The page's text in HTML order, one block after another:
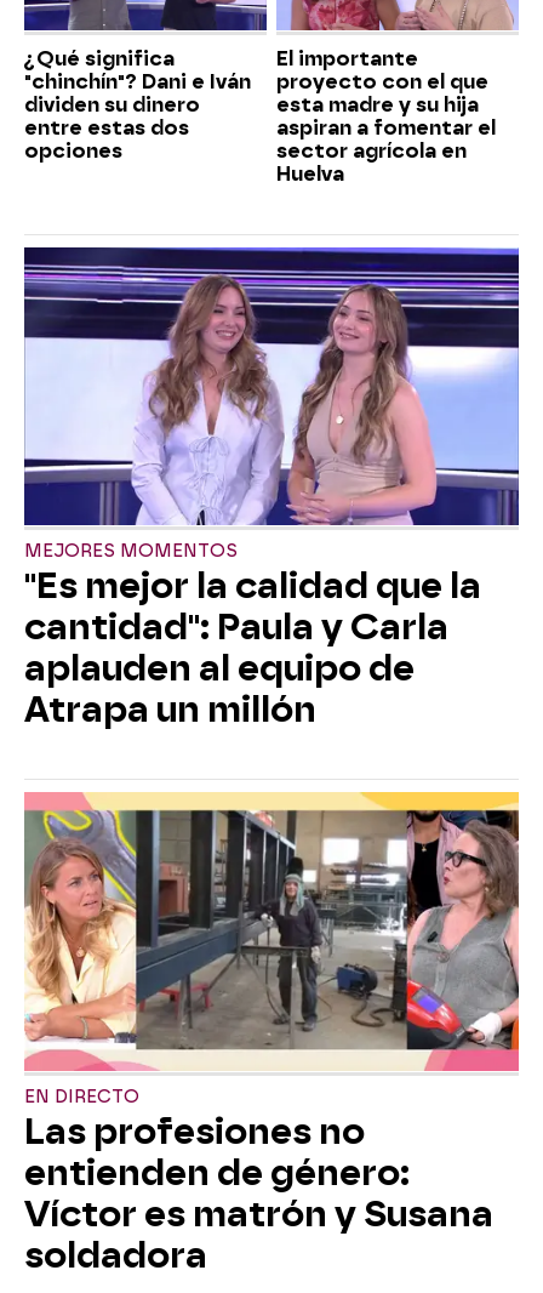
¿Qué significa
"chinchín"? Dani e Iván
dividen su dinero
entre estas dos
opciones
El importante
proyecto con el que
esta madre y su hija
aspiran a fomentar el
sector agrícola en
Huelva
MEJORES MOMENTOS
"Es mejor la calidad que la
cantidad": Paula y Carla
aplauden al equipo de
Atrapa un millón
EN DIRECTO
Las profesiones no
entienden de género:
Víctor es matrón y Susana
soldadora